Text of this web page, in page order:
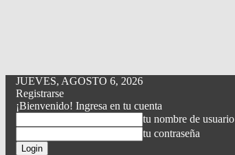
JUEVES, AGOSTO 6, 2026
Registrarse
¡Bienvenido! Ingresa en tu cuenta
tu nombre de usuario
tu contraseña